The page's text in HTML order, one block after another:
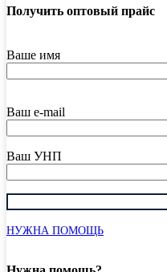
Получить оптовый прайс
Ваше имя
Ваш e-mail
Ваш УНП
НУЖНА ПОМОЩЬ